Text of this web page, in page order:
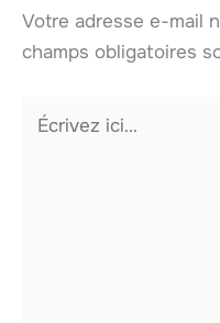
Votre adresse e-mail
champs obligatoires
Écrivez